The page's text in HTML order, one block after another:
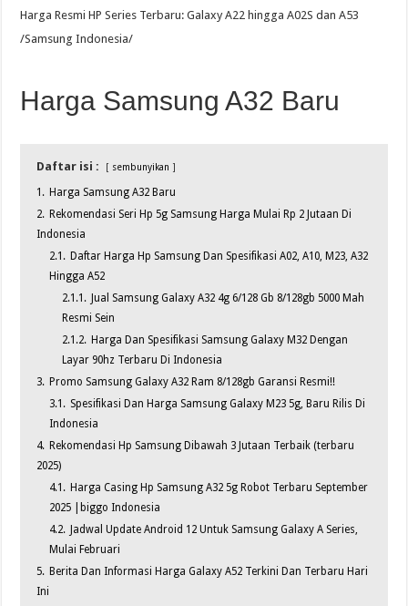
Harga Resmi HP Series Terbaru: Galaxy A22 hingga A02S dan A53
/Samsung Indonesia/
Harga Samsung A32 Baru
Daftar isi : sembunyikan
1. Harga Samsung A32 Baru
2. Rekomendasi Seri Hp 5g Samsung Harga Mulai Rp 2 Jutaan Di
Indonesia
2.1. Daftar Harga Hp Samsung Dan Spesifikasi A02, A10, M23, A32
Hingga A52
2.1.1. Jual Samsung Galaxy A32 4g 6/128 Gb 8/128gb 5000 Mah
Resmi Sein
2.1.2. Harga Dan Spesifikasi Samsung Galaxy M32 Dengan
Layar 90hz Terbaru Di Indonesia
3. Promo Samsung Galaxy A32 Ram 8/128gb Garansi Resmi!!
3.1. Spesifikasi Dan Harga Samsung Galaxy M23 5g, Baru Rilis Di
Indonesia
4. Rekomendasi Hp Samsung Dibawah 3 Jutaan Terbaik (terbaru
2025)
4.1. Harga Casing Hp Samsung A32 5g Robot Terbaru September
2025 |biggo Indonesia
4.2.
Jadwal Update Android 12 Untuk Samsung Galaxy A Series,
Mulai Februari
5. Berita Dan Informasi Harga Galaxy A52 Terkini Dan Terbaru Hari
Ini